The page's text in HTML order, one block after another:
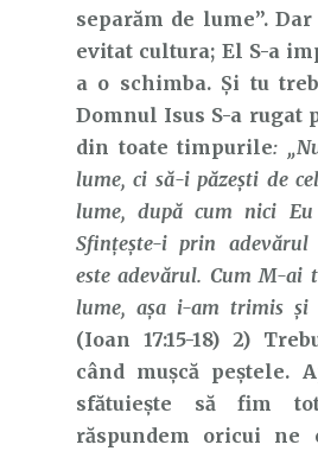
separăm de lume”.
evitat cultura; El S-a
a o schimba. Și tu
Domnul Isus S-a rugat
din toate timpurile:
lume, ci să-i păzeşti de
lume, după cum nici
Sfinţeşte-i prin
este adevărul. Cum M-ai
lume, aşa i-am trimis şi
(Ioan 17:15-18) 2)
când mușcă peștele.
sfătuiește să fim
răspundem oricui ne